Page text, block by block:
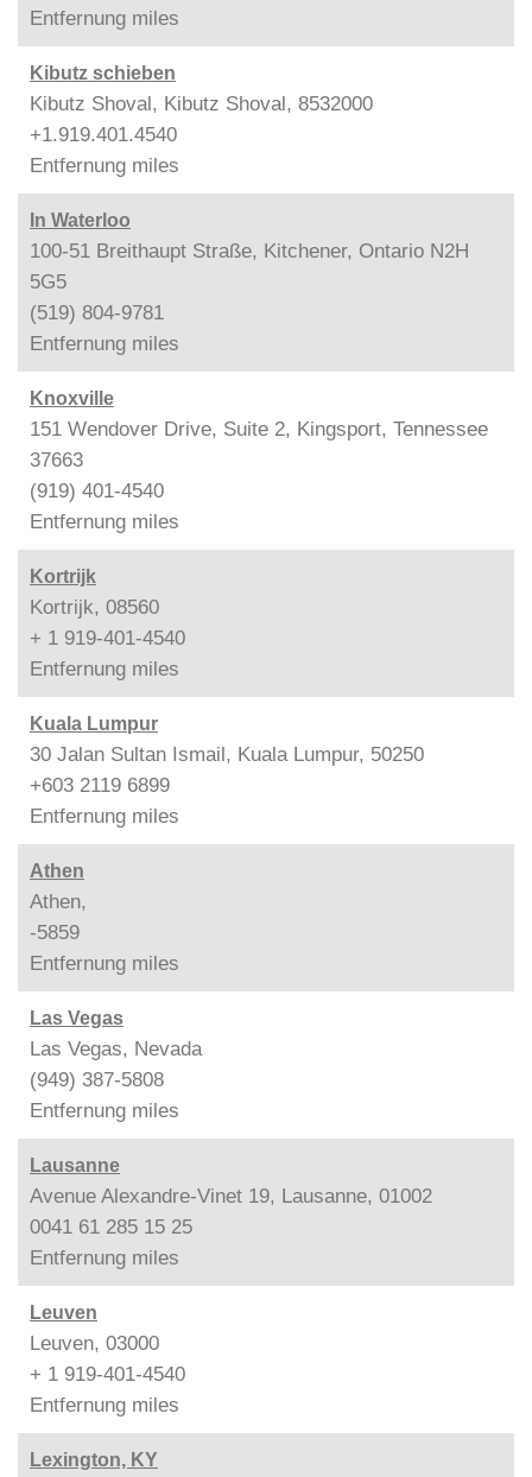
Entfernung miles
Kibutz schieben
Kibutz Shoval, Kibutz Shoval, 8532000
+1.919.401.4540
Entfernung miles
In Waterloo
100-51 Breithaupt Straße, Kitchener, Ontario N2H
5G5
(519) 804-9781
Entfernung miles
Knoxville
151 Wendover Drive, Suite 2, Kingsport, Tennessee
37663
(919) 401-4540
Entfernung miles
Kortrijk
Kortrijk, 08560
+ 1 919-401-4540
Entfernung miles
Kuala Lumpur
30 Jalan Sultan Ismail, Kuala Lumpur, 50250
+603 2119 6899
Entfernung miles
Athen
Athen,
-5859
Entfernung miles
Las Vegas
Las Vegas, Nevada
(949) 387-5808
Entfernung miles
Lausanne
Avenue Alexandre-Vinet 19, Lausanne, 01002
0041 61 285 15 25
Entfernung miles
Leuven
Leuven, 03000
+ 1 919-401-4540
Entfernung miles
Lexington, KY